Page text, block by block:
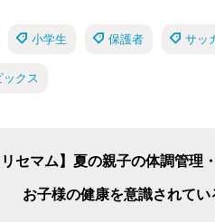
小学生 保護者 サッ
クス
リセマム】夏の親子の体調管理
お子様の健康を意識されてい